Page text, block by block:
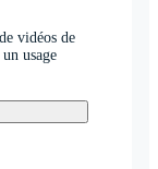
vidéos de
usage